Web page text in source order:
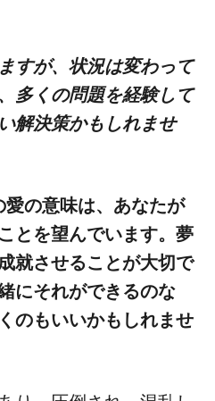
すが、状況は変わって
多くの問題を経験して
解決策かもしれませ
愛の意味は、あなたが
とを望んでいます。夢
就させることが大切で
にそれができるのな
のもいいかもしれませ